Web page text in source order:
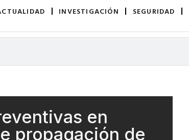
INVESTIGACIÓN SEGURIDAD
en
propagación de